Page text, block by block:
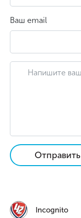
Ваш email
Отправить
Incognito